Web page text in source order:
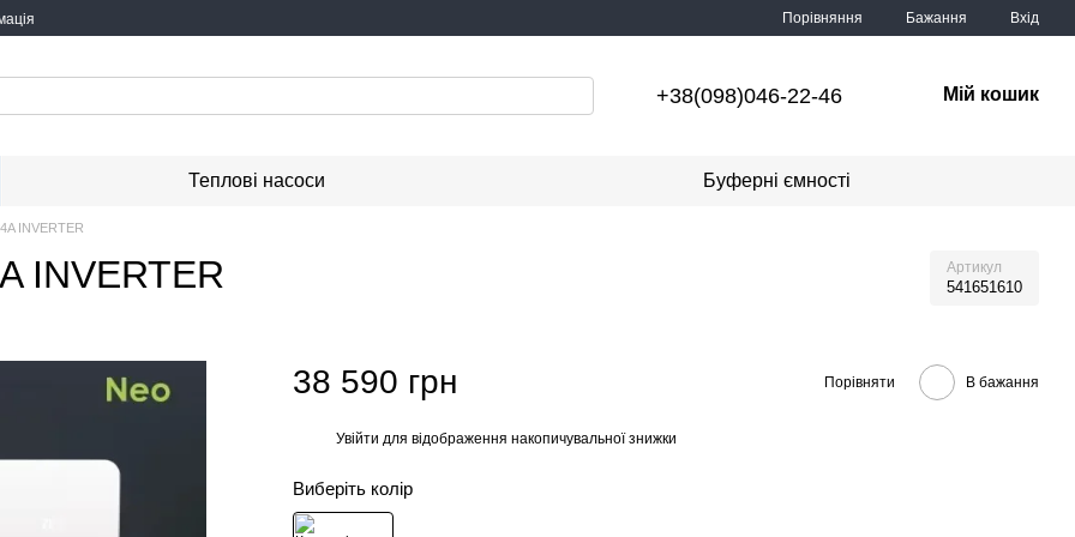
Порівняння Бажання Вхід
+38(098)046-22-46 Мій кошик
Теплові насоси Буферні ємності
INVERTER
INVERTER Артикул
541651610
38 590 грн Порівняти В бажання
Увійти для відображення накопичувальної знижки
Виберіть колір